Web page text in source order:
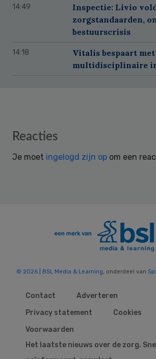
14:49
Inspectie: Livio
zorgstandaarden,
bestuurscrisis
14:18
Vitalis bespaart
multidisciplinaire
Reader
Reacties
Je moet ingelogd zijn op om een
© 2026 | BSL Media & Learning, onderdeel van
Contact
Adverteren
Privacy statement
Cookies
Voorwaarden
Het laatste nieuws over de zorg.